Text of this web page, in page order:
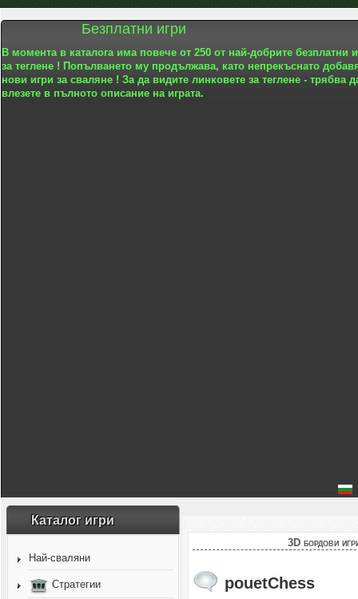
Безплатни игри
В момента в каталога има повече от 250 от най-добрите безплатни
за теглене ! Попълването му продължава, като непрекъснато
нови игри за сваляне ! За да видите линковете за теглене - трябва
влезете в пълното описание на играта.
Каталог игри
Най-сваляни
Стратегии
3D бордови
pouetChess